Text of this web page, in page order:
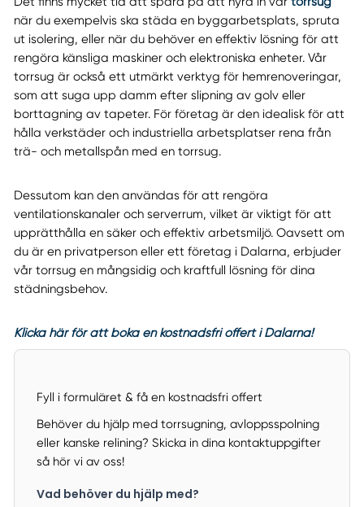
när du exempelvis ska städa en byggarbetsplats, spruta
ut isolering, eller när du behöver en effektiv lösning för att
rengöra känsliga maskiner och elektroniska enheter. Vår
torrsug är också ett utmärkt verktyg för hemrenoveringar,
som att suga upp damm efter slipning av golv eller
borttagning av tapeter. För företag är den idealisk för att
hålla verkstäder och industriella arbetsplatser rena från
trä- och metallspån med en torrsug.
Dessutom kan den användas för att rengöra
ventilationskanaler och serverrum, vilket är viktigt för att
upprätthålla en säker och effektiv arbetsmiljö. Oavsett om
du är en privatperson eller ett företag i Dalarna, erbjuder
vår torrsug en mångsidig och kraftfull lösning för dina
städningsbehov.
Klicka här för att boka en kostnadsfri offert i Dalarna!
Fyll i formuläret & få en kostnadsfri offert
Behöver du hjälp med torrsugning, avloppsspolning
eller kanske relining? Skicka in dina kontaktuppgifter
så hör vi av oss!
Vad behöver du hjälp med?